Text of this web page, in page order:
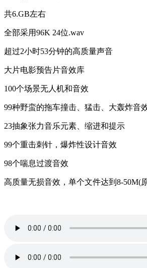
共6.GB左右
全部采用96K 24位.wav
超过2小时53分钟的高质量声音
大片电影预告片音效库
100个场景无人机和音效
99种野蛮的拖车撞击、猛击、大轰炸音
23抽象张力音乐元素、缩进和提示
99个重击刺针，爆炸性设计音效
98个喘息过渡音效
高质量无损音效，单个文件达到8-50M(